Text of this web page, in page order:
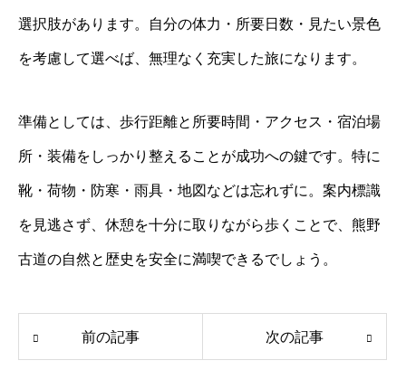
選択肢があります。自分の体力・所要日数・見たい景色
を考慮して選べば、無理なく充実した旅になります。
準備としては、歩行距離と所要時間・アクセス・宿泊場
所・装備をしっかり整えることが成功への鍵です。特に
靴・荷物・防寒・雨具・地図などは忘れずに。案内標識
を見逃さず、休憩を十分に取りながら歩くことで、熊野
古道の自然と歴史を安全に満喫できるでしょう。
前の記事 次の記事